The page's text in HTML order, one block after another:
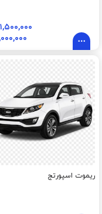
۱,۵۰۰,۰۰۰
ریموت اسپورتج